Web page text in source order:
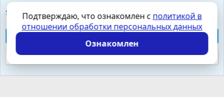
Малая урология- простатит, тазовые боли, фиброз
Cookies
Russian (RU)
Условия и правила
Политика конфиденциальности
Помощь
S
S
Локализация отXenForo.Info
See further information and configure your preferences
Reject optional cookies
Подтверждаю, что ознакомлен с политикой в
отношении обработки персональных данных
Ознакомлен